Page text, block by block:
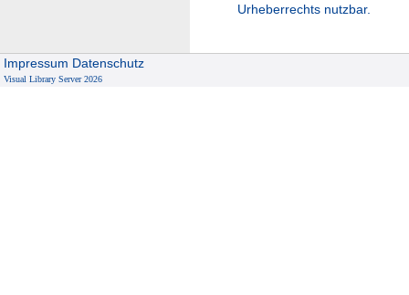
Urheberrechts nutzbar.
Impressum Datenschutz
Visual Library Server 2026